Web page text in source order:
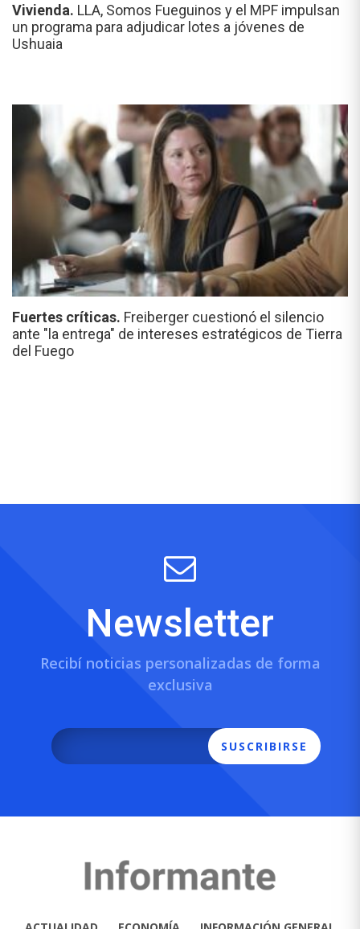
Vivienda. LLA, Somos Fueguinos y el MPF impulsan
un programa para adjudicar lotes a jóvenes de
Ushuaia
Fuertes críticas. Freiberger cuestionó el silencio
ante "la entrega" de intereses estratégicos de Tierra
del Fuego
Newsletter
Recibí noticias personalizadas de forma
exclusiva
SUSCRIBIRSE